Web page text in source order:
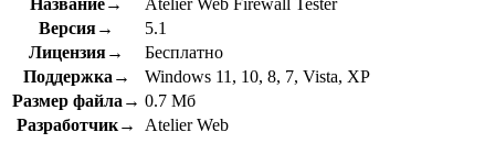
Версия→
5.1
Лицензия→
Бесплатно
Поддержка→
Windows 11, 10, 8, 7, Vista, XP
Размер файла→ 0.7 Мб
Разработчик→
Atelier Web